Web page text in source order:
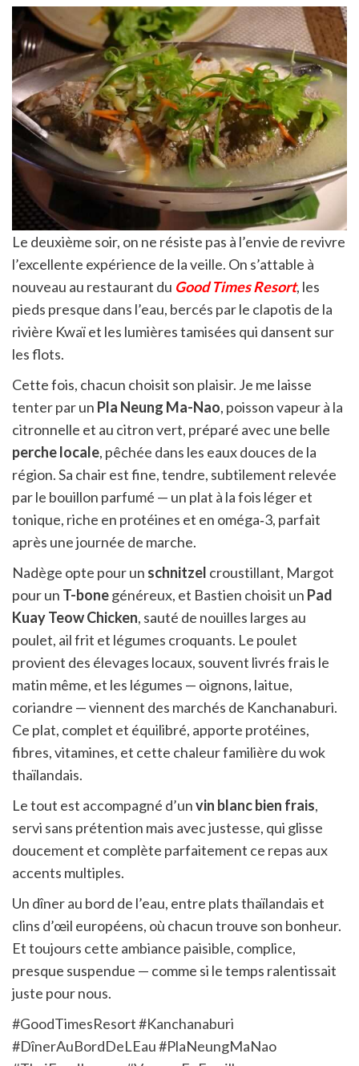
Le deuxième soir, on ne résiste pas à l’envie de revivre
l’excellente expérience de la veille. On s’attable à
nouveau au restaurant du Good Times Resort, les
pieds presque dans l’eau, bercés par le clapotis de la
rivière Kwaï et les lumières tamisées qui dansent sur
les flots.
Cette fois, chacun choisit son plaisir. Je me laisse
tenter par un Pla Neung Ma-Nao, poisson vapeur à la
citronnelle et au citron vert, préparé avec une belle
perche locale, pêchée dans les eaux douces de la
région. Sa chair est fine, tendre, subtilement relevée
par le bouillon parfumé — un plat à la fois léger et
tonique, riche en protéines et en oméga‑3, parfait
après une journée de marche.
Nadège opte pour un schnitzel croustillant, Margot
pour un T-bonegénéreux, et Bastien choisit un Pad
Kuay Teow Chicken, sauté de nouilles larges au
poulet, ail frit et légumes croquants. Le poulet
provient des élevages locaux, souvent livrés frais le
matin même, et les légumes — oignons, laitue,
coriandre — viennent des marchés de Kanchanaburi.
Ce plat, complet et équilibré, apporte protéines,
fibres, vitamines, et cette chaleur familière du wok
thaïlandais.
Le tout est accompagné d’unvin blanc bien frais,
servi sans prétention mais avec justesse, qui glisse
doucement et complète parfaitement ce repas aux
accents multiples.
Un dîner au bord de l’eau, entre plats thaïlandais et
clins d’œil européens, où chacun trouve son bonheur.
Et toujours cette ambiance paisible, complice,
presque suspendue — comme si le temps ralentissait
juste pour nous.
#GoodTimesResort#Kanchanaburi
#DînerAuBordDeLEau#PlaNeungMaNao